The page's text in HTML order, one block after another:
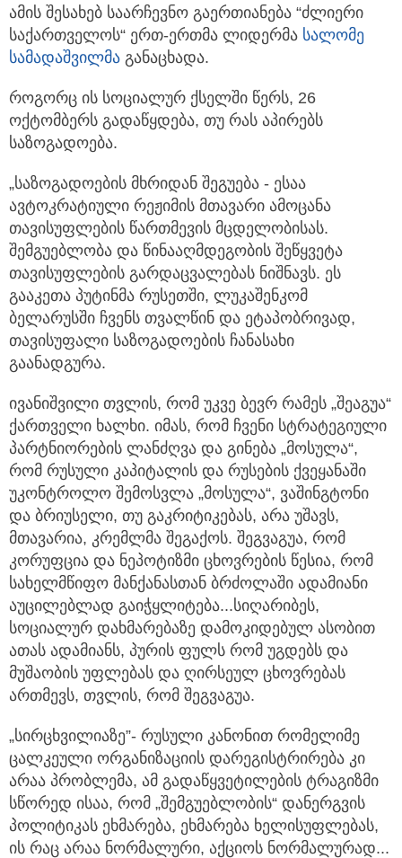
ამის შესახებ საარჩევნო გაერთიანება “ძლიერი
საქართველოს“ ერთ-ერთმა ლიდერმა სალომე
სამადაშვილმა განაცხადა.
როგორც ის სოციალურ ქსელში წერს, 26
ოქტომბერს გადაწყდება, თუ რას აპირებს
საზოგადოება.
„საზოგადოების მხრიდან შეგუება - ესაა
ავტოკრატიული რეჟიმის მთავარი ამოცანა
თავისუფლების წართმევის მცდელობისას.
შემგუებლობა და წინააღმდეგობის შეწყვეტა
თავისუფლების გარდაცვალებას ნიშნავს. ეს
გააკეთა პუტინმა რუსეთში, ლუკაშენკომ
ბელარუსში ჩვენს თვალწინ და ეტაპობრივად,
თავისუფალი საზოგადოების ჩანასახი
გაანადგურა.
ივანიშვილი თვლის, რომ უკვე ბევრ რამეს „შეაგუა“
ქართველი ხალხი. იმას, რომ ჩვენი სტრატეგიული
პარტნიორების ლანძღვა და გინება „მოსულა“,
რომ რუსული კაპიტალის და რუსების ქვეყანაში
უკონტროლო შემოსვლა „მოსულა“, ვაშინგტონი
და ბრიუსელი, თუ გაკრიტიკებას, არა უშავს,
მთავარია, კრემლმა შეგაქოს. შეგვაგუა, რომ
კორუფცია და ნეპოტიზმი ცხოვრების წესია, რომ
სახელმწიფო მანქანასთან ბრძოლაში ადამიანი
აუცილებლად გაიჭყლიტება...სიღარიბეს,
სოციალურ დახმარებაზე დამოკიდებულ ასობით
ათას ადამიანს, პურის ფულს რომ უგდებს და
მუშაობის უფლებას და ღირსეულ ცხოვრებას
ართმევს, თვლის, რომ შეგვაგუა.
„სირცხვილიაზე”- რუსული კანონით რომელიმე
ცალკეული ორგანიზაციის დარეგისტრირება კი
არაა პრობლემა, ამ გადაწყვეტილების ტრაგიზმი
სწორედ ისაა, რომ „შემგუებლობის“ დანერგვის
პოლიტიკას ეხმარება, ეხმარება ხელისუფლებას,
ის რაც არაა ნორმალური, აქციოს ნორმალურად...